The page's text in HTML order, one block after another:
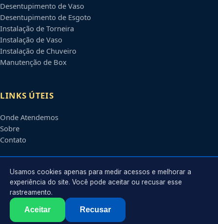
Desentupimento de Vaso
Desentupimento de Esgoto
Instalação de Torneira
Instalação de Vaso
Instalação de Chuveiro
Manutenção de Box
LINKS ÚTEIS
Onde Atendemos
Sobre
Contato
CONTATO
Atendimento em
contato@encanadorescampinas.com.br
2026 Encanador emCampinas
. Todos os direitos reservados.
Usamos cookies apenas para medir acessos e melhorar a
experiência do site. Você pode aceitar ou recusar esse
rastreamento.
Aceitar Recusar